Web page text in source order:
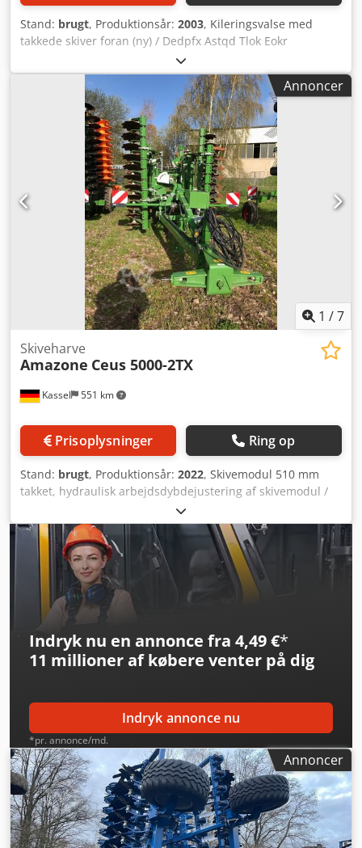
Stand: brugt, Produktionsår: 2003, Kileringsvalse med
takkede skiver foran (ny) / Dedpfx Astqd Tlok Eokr
Annoncer
1 /7
Kassel 551 km
Skiveharve
Amazone Ceus 5000-2TX
Prisoplysninger Ring op
Stand: brugt, Produktionsår: 2022, Skivemodul 510 mm
takket, hydraulisk arbejdsdybdejustering af skivemodul /
arbejdsdybdejustering af udjævningselement C-Mix-Ultra-
tænder til Ceus 50 / hydraulisk arbejdsdybdejustering af
tandmodul med hydraulisk trækstang HD SKÆR 80 mm /
(14/K1) Dkodpfjtz Tpljx Ak Eor
Indryk nu en annonce fra 4,49 €*
11 millioner af købere venter på dig
Indryk annonce nu
*pr. annonce/md.
Annoncer